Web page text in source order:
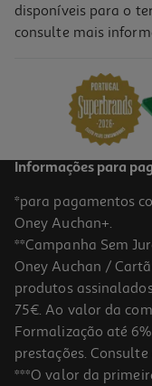
Robot De Cozinha
299,99 €
Robot De Cozinha
disponíveis para o
consulte mais
Informações para
*para pagamentos
Oney Auchan+.
**Campanha Sem
Oney Auchan /
produtos
75€. Ao valor da
Formalização até
prestações.
***O valor da